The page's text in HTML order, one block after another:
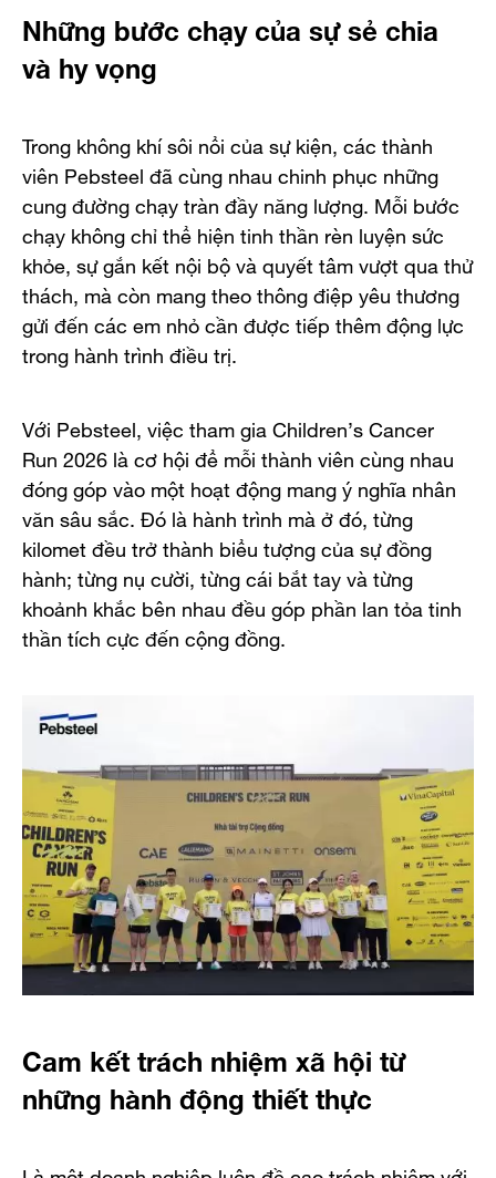
Những bước chạy của sự sẻ chia
và hy vọng
Trong không khí sôi nổi của sự kiện, các thành
viên Pebsteel đã cùng nhau chinh phục những
cung đường chạy tràn đầy năng lượng. Mỗi bước
chạy không chỉ thể hiện tinh thần rèn luyện sức
khỏe, sự gắn kết nội bộ và quyết tâm vượt qua thử
thách, mà còn mang theo thông điệp yêu thương
gửi đến các em nhỏ cần được tiếp thêm động lực
trong hành trình điều trị.
Với Pebsteel, việc tham gia Children’s Cancer
Run 2026 là cơ hội để mỗi thành viên cùng nhau
đóng góp vào một hoạt động mang ý nghĩa nhân
văn sâu sắc. Đó là hành trình mà ở đó, từng
kilomet đều trở thành biểu tượng của sự đồng
hành; từng nụ cười, từng cái bắt tay và từng
khoảnh khắc bên nhau đều góp phần lan tỏa tinh
thần tích cực đến cộng đồng.
Cam kết trách nhiệm xã hội từ
những hành động thiết thực